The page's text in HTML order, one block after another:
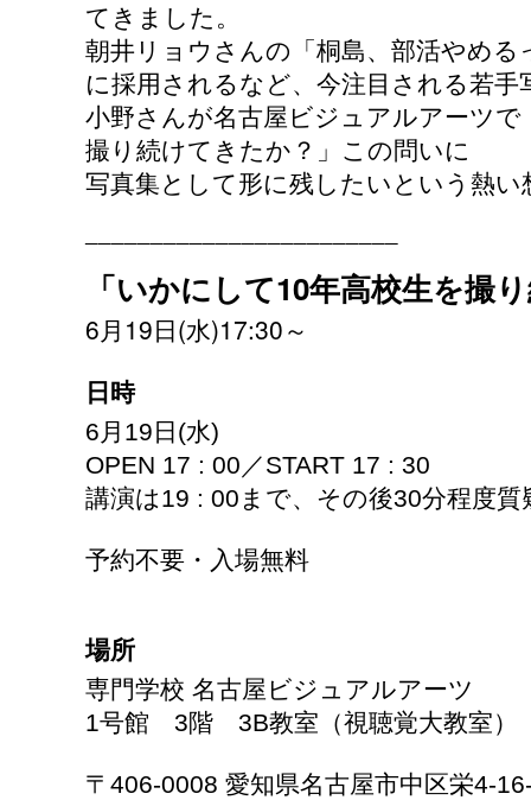
てきました。
朝井リョウさんの「桐島、部活やめ
に採用されるなど、今注目される若手
小野さんが名古屋ビジュアルアーツ
撮り続けてきたか？」この問いに
写真集として形に残したいという熱
「いかにして10年高校生を撮
6月 19 日 (水)17:30 ～
日時
6月 19 日 (水)
OPEN 17 : 00／START 17 : 30
講演は19 : 00 まで、その後30分程度質
予約不要・入場無料
場所
専門学校 名古屋ビジュアルアーツ
1号館 3階 3B教室（視聴覚大教室
〒 406-0008 愛知県名古屋市中区栄4-